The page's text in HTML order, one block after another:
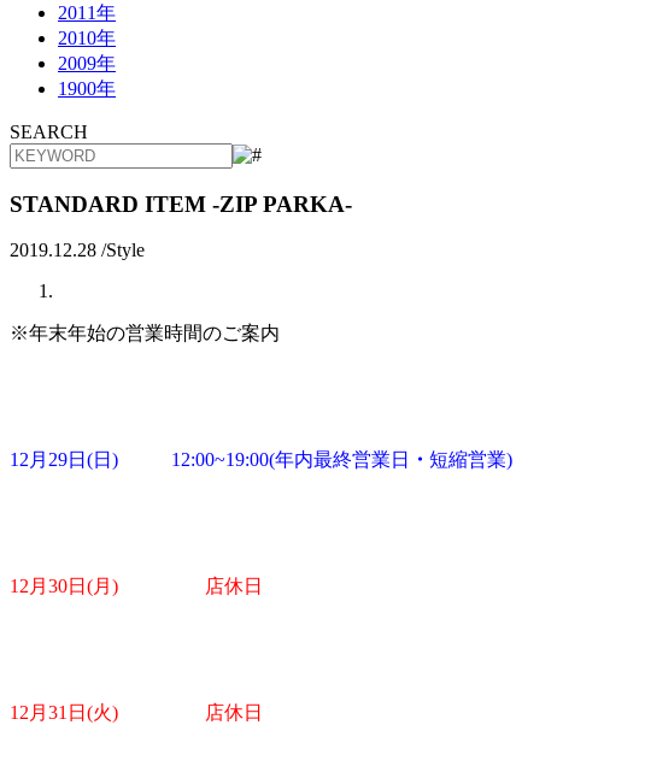
2011年
2010年
2009年
1900年
SEARCH
STANDARD ITEM -ZIP PARKA-
2019.12.28 /Style
※年末年始の営業時間のご案内
12月29日(日) 12:00~19:00(年内最終営業日 ・ 短縮営業)
12月30日(月) 店休日
12月31日(火) 店休日